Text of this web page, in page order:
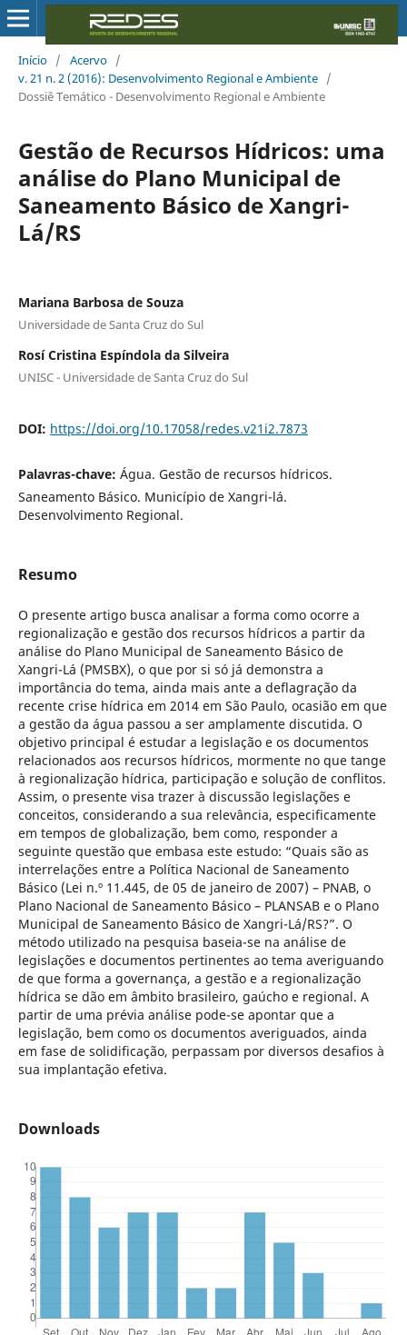
Início / Acervo /
v. 21 n. 2 (2016): Desenvolvimento Regional e Ambiente /
Dossiê Temático - Desenvolvimento Regional e Ambiente
Gestão de Recursos Hídricos: uma
análise do Plano Municipal de
Saneamento Básico de Xangri-
Lá/RS
Mariana Barbosa de Souza
Universidade de Santa Cruz do Sul
Rosí Cristina Espíndola da Silveira
UNISC - Universidade de Santa Cruz do Sul
DOI: https://doi.org/10.17058/redes.v21i2.7873
Palavras-chave: Água. Gestão de recursos hídricos.
Saneamento Básico. Município de Xangri-lá.
Desenvolvimento Regional.
Resumo
O presente artigo busca analisar a forma como ocorre a
regionalização e gestão dos recursos hídricos a partir da
análise do Plano Municipal de Saneamento Básico de
Xangri-Lá (PMSBX), o que por si só já demonstra a
importância do tema, ainda mais ante a deflagração da
recente crise hídrica em 2014 em São Paulo, ocasião em que
a gestão da água passou a ser amplamente discutida. O
objetivo principal é estudar a legislação e os documentos
relacionados aos recursos hídricos, mormente no que tange
à regionalização hídrica, participação e solução de conflitos.
Assim, o presente visa trazer à discussão legislações e
conceitos, considerando a sua relevância, especificamente
em tempos de globalização, bem como, responder a
seguinte questão que embasa este estudo: “Quais são as
interrelações entre a Política Nacional de Saneamento
Básico (Lei n.º 11.445, de 05 de janeiro de 2007) – PNAB, o
Plano Nacional de Saneamento Básico – PLANSAB e o Plano
Municipal de Saneamento Básico de Xangri-Lá/RS?”. O
método utilizado na pesquisa baseia-se na análise de
legislações e documentos pertinentes ao tema averiguando
de que forma a governança, a gestão e a regionalização
hídrica se dão em âmbito brasileiro, gaúcho e regional. A
partir de uma prévia análise pode-se apontar que a
legislação, bem como os documentos averiguados, ainda
em fase de solidificação, perpassam por diversos desafios à
sua implantação efetiva.
Downloads